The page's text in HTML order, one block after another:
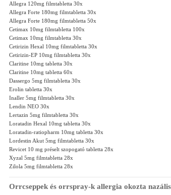
Allegra 120mg filmtabletta 30x
Allegra Forte 180mg filmtabletta 30x
Allegra Forte 180mg filmtabletta 50x
Cetimax 10mg filmtabletta 100x
Cetimax 10mg filmtabletta 30x
Cetirizin Hexal 10mg filmtabletta 30x
Cetirizin-EP 10mg filmtabletta 30x
Claritine 10mg tabletta 30x
Claritine 10mg tabletta 60x
Dassergo 5mg filmtabletta 30x
Erolin tabletta 30x
Inaller 5mg filmtabletta 30x
Lendin NEO 30x
Lertazin 5mg filmtabletta 30x
Loratadin Hexal 10mg tabletta 30x
Loratadin-ratiopharm 10mg tabletta 30x
Lordestin Akut 5mg filmtabletta 30x
Revicet 10 mg préselt szopogató tabletta 28x
Xyzal 5mg filmtabletta 28x
Zilola 5mg filmtabletta 28x
Orrcseppek és orrspray-k allergia okozta